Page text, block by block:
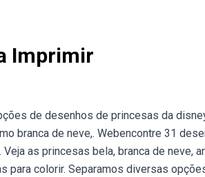
Imprimir
de desenhos de princesas da
branca de neve,. Webencontre 31
as princesas bela, branca de neve,
para colorir. Separamos diversas